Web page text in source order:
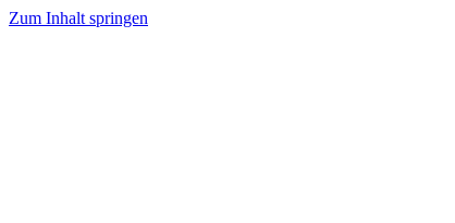
Zum Inhalt springen